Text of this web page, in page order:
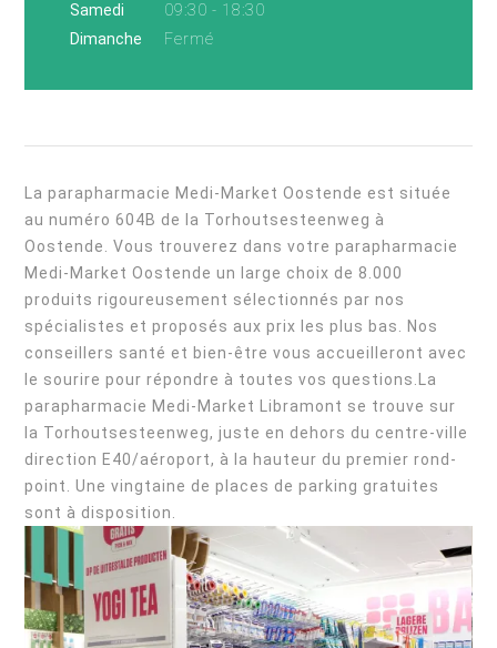
Samedi
09:30 - 18:30
Dimanche
Fermé
La parapharmacie Medi-Market Oostende est située
au numéro 604B de la Torhoutsesteenweg à
Oostende. Vous trouverez dans votre parapharmacie
Medi-Market Oostende un large choix de 8.000
produits rigoureusement sélectionnés par nos
spécialistes et proposés aux prix les plus bas. Nos
conseillers santé et bien-être vous accueilleront avec
le sourire pour répondre à toutes vos questions.La
parapharmacie Medi-Market Libramont se trouve sur
la Torhoutsesteenweg, juste en dehors du centre-ville
direction E40/aéroport, à la hauteur du premier rond-
point. Une vingtaine de places de parking gratuites
sont à disposition.